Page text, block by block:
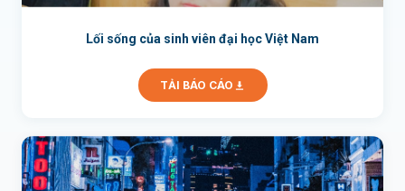
Lối sống của sinh viên đại học Việt Nam
TẢI BÁO CÁO